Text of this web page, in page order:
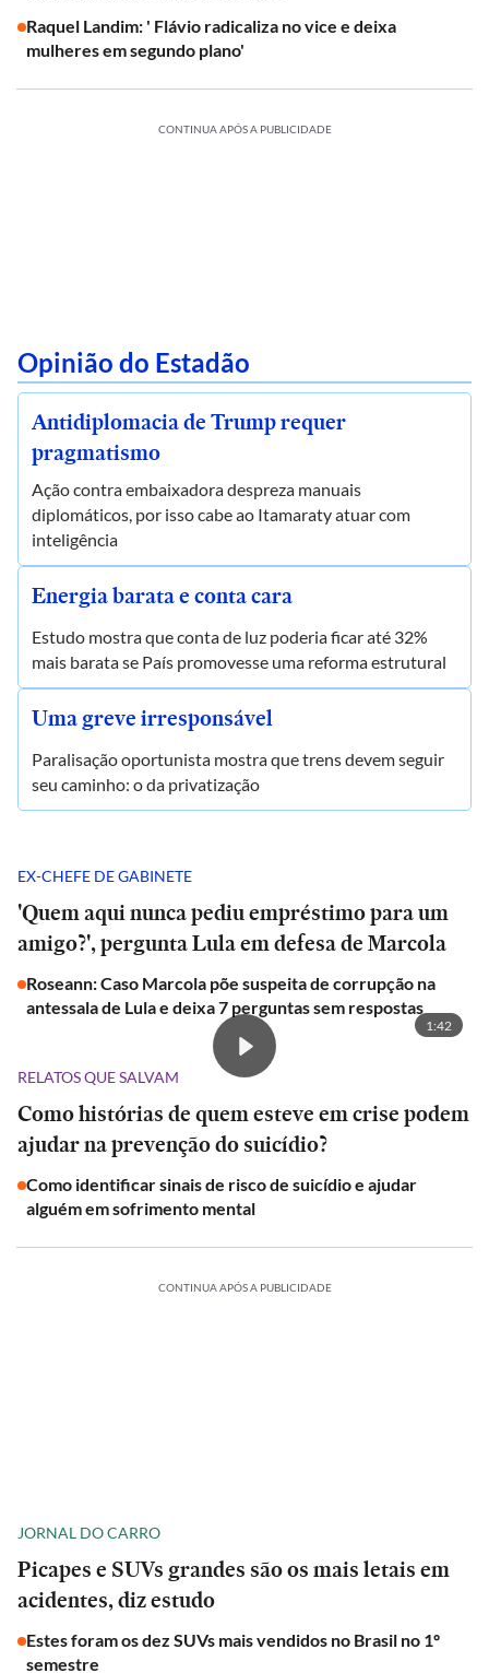
Raquel Landim: ' Flávio radicaliza no vice e deixa
mulheres em segundo plano'
CONTINUA APÓS A PUBLICIDADE
Opinião do Estadão
Antidiplomacia de Trump requer
pragmatismo
Ação contra embaixadora despreza manuais
diplomáticos, por isso cabe ao Itamaraty atuar com
inteligência
Energia barata e conta cara
Estudo mostra que conta de luz poderia ficar até 32%
mais barata se País promovesse uma reforma estrutural
Uma greve irresponsável
Paralisação oportunista mostra que trens devem seguir
seu caminho: o da privatização
EX-CHEFE DE GABINETE
'Quem aqui nunca pediu empréstimo para um
amigo?', pergunta Lula em defesa de Marcola
Roseann: Caso Marcola põe suspeita de corrupção na
antessala de Lula e deixa 7 perguntas sem respostas
1:42
RELATOS QUE SALVAM
Como histórias de quem esteve em crise podem
ajudar na prevenção do suicídio?
Como identificar sinais de risco de suicídio e ajudar
alguém em sofrimento mental
CONTINUA APÓS A PUBLICIDADE
JORNAL DO CARRO
Picapes e SUVs grandes são os mais letais em
acidentes, diz estudo
Estes foram os dez SUVs mais vendidos no Brasil no 1º
semestre